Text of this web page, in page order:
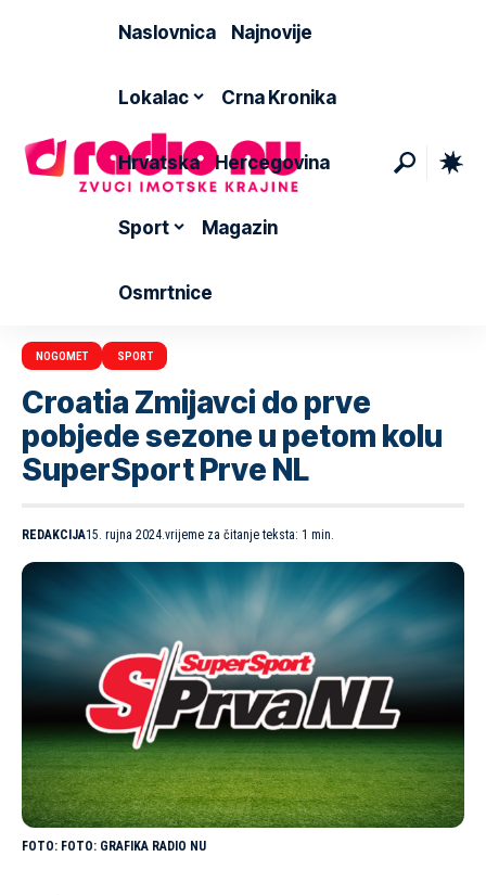
Naslovnica Najnovije
Lokalac Crna Kronika
Hrvatska Hercegovina
Sport Magazin
Osmrtnice
NOGOMET SPORT
Croatia Zmijavci do prve
pobjede sezone u petom kolu
SuperSport Prve NL
REDAKCIJA15. rujna 2024.vrijeme za čitanje teksta: 1 min.
FOTO: GRAFIKA RADIO NU